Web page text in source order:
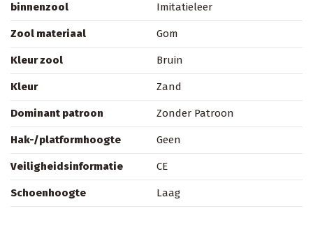
binnenzool Imitatieleer
Zool materiaal Gom
Kleur zool Bruin
Kleur Zand
Dominant patroon Zonder Patroon
Hak-/platformhoogte Geen
Veiligheidsinformatie CE
Schoenhoogte Laag